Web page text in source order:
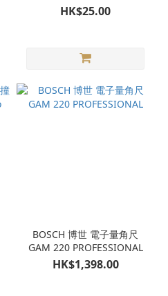
HK$25.00
BOSCH 博世 電子量角尺
GAM 220 PROFESSIONAL
HK$1,398.00